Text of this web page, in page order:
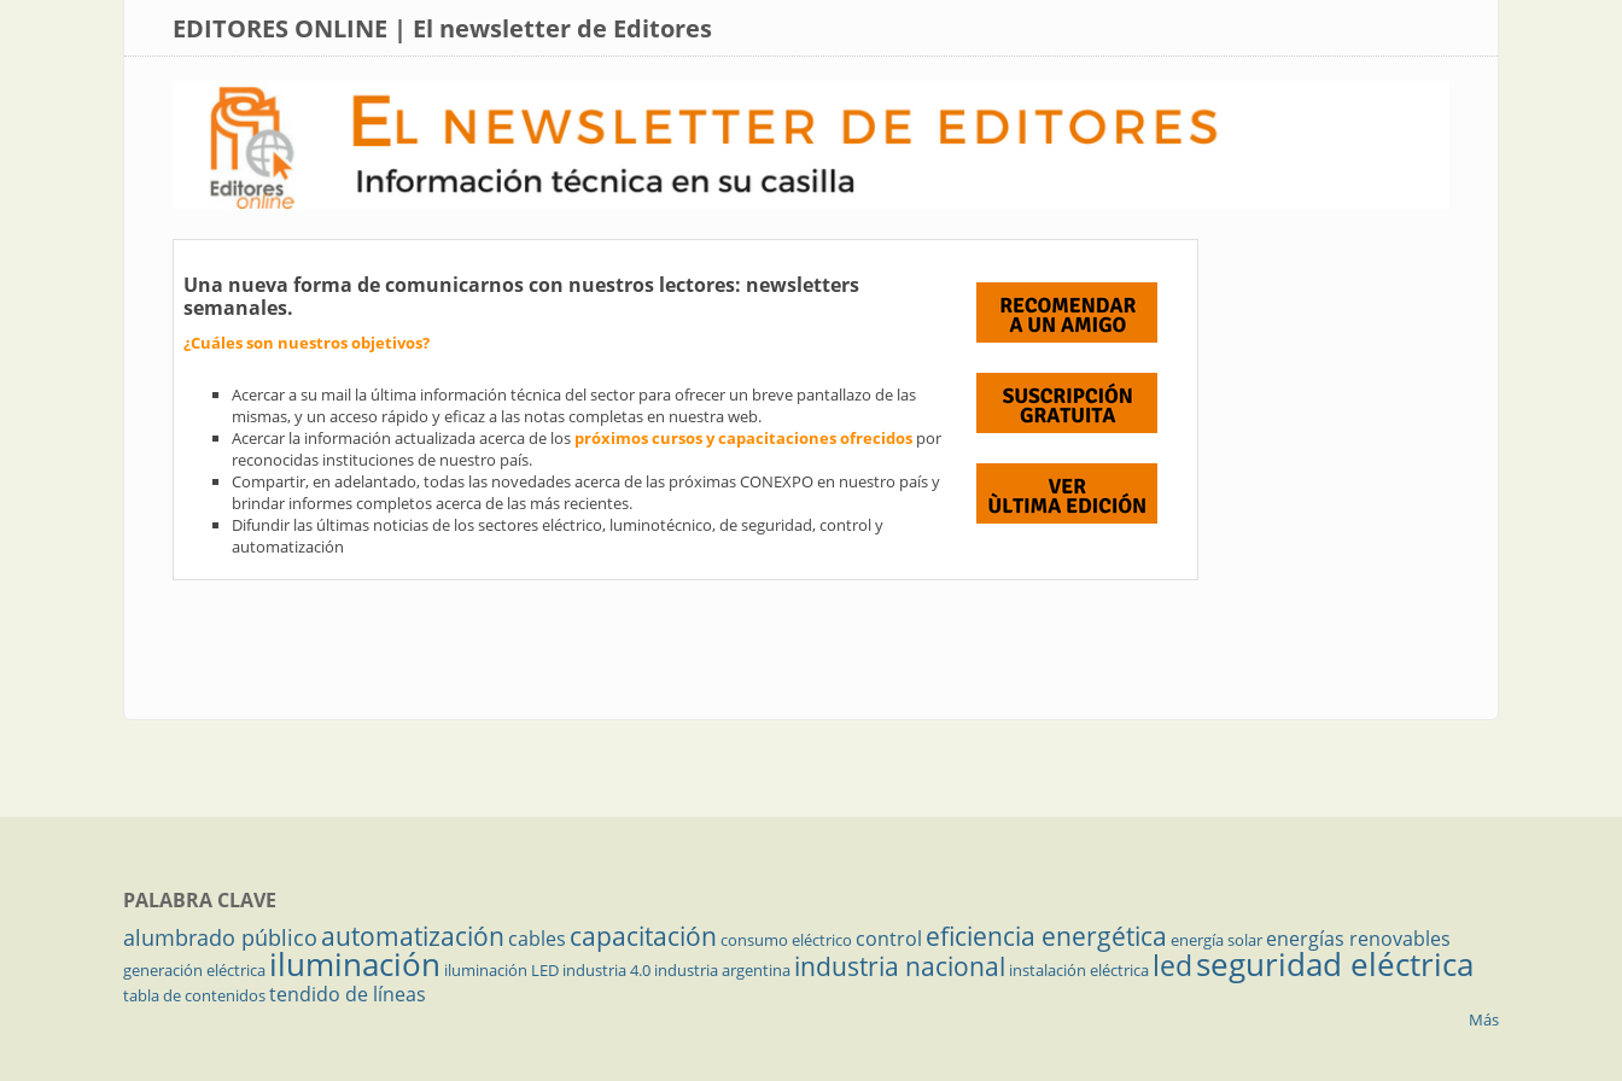
EDITORES ONLINE | El newsletter de Editores
Una nueva forma de comunicarnos con nuestros lectores: newsletters
semanales.
¿Cuáles son nuestros objetivos?
Acercar a su mail la última información técnica del sector para ofrecer un breve pantallazo de las
mismas, y un acceso rápido y eficaz a las notas completas en nuestra web.
Acercar la información actualizada acerca de los próximos cursos y capacitaciones ofrecidos por
reconocidas instituciones de nuestro país.
Compartir, en adelantado, todas las novedades acerca de las próximas CONEXPO en nuestro país y
brindar informes completos acerca de las más recientes.
Difundir las últimas noticias de los sectores eléctrico, luminotécnico, de seguridad, control y
automatización
PALABRA CLAVE
alumbrado público automatización cables capacitación consumo eléctrico control eficiencia energética energía solar energías renovables
generación eléctrica iluminación iluminación LED industria 4.0 industria argentina industria nacional instalación eléctrica ledseguridad eléctrica
tabla de contenidostendido de líneas
Más